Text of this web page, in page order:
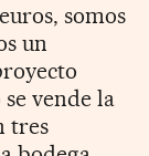
somos
un
se vende la
tres